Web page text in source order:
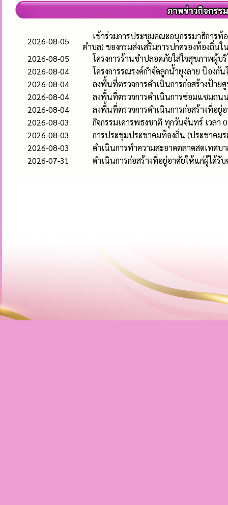
2026-08-05
เข้าร่วมการประชุมคณะอนุกรรมาธิการ
ตำบล) ของกรมส่งเสริมการปกครองท้องถิ่นใ
2026-08-05
โครงการร้านชำปลอดภัยใส่ใจสุขภาพผู้บ
2026-08-04
โครงการรณรงค์กำจัดลูกน้ำยุงลาย ป้อง
2026-08-04
ลงพื้นที่ตรวจการดำเนินการก่อสร้างป้า
2026-08-04
ลงพื้นที่ตรวจการดำเนินการซ่อมแซมถน
2026-08-04
ลงพื้นที่ตรวจการดำเนินการก่อสร้างที่อ
2026-08-03
กิจกรรมเคารพธงชาติ ทุกวันจันทร์ เวลา
2026-08-03
การประชุมประชาคมท้องถิ่น (ประชาคม
2026-08-03
ดำเนินการทำความสะอาดตลาดสดเทศ
2026-07-31
ดำเนินการก่อสร้างที่อยู่อาศัยให้แก่ผู้ได้